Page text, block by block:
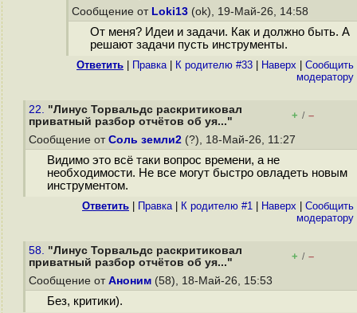
Сообщение от Loki13 (ok), 19-Май-26, 14:58
От меня? Идеи и задачи. Как и должно быть. А
решают задачи пусть инструменты.
Ответить Правка| К родителю #33 Наверх
Cообщить
модератору
22. "Линус Торвальдс раскритиковал
приватный разбор отчётов об уя..."
+ / –
Сообщение от Соль земли2 (?), 18-Май-26, 11:27
Видимо это всё таки вопрос времени, а не
необходимости. Не все могут быстро овладеть новым
инструментом.
Ответить Правка| К родителю #1 Наверх
Cообщить
модератору
58. "Линус Торвальдс раскритиковал
приватный разбор отчётов об уя..."
+ / –
Сообщение от Аноним (58), 18-Май-26, 15:53
Без, критики).